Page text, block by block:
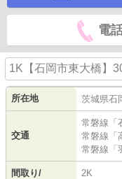
電
1K【石岡市東大橋】
所在地 茨城県石
交通
常磐線 「
常磐線 「
常磐線 「
間取り/
2K